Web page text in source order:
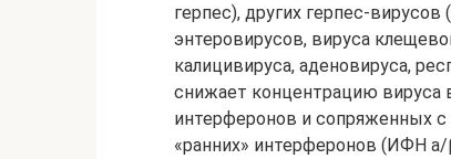
герпес), других герпес-
энтеровирусов, вируса
калицивируса, аденовируса,
снижает концентрацию вируса
интерферонов и сопряженных
«ранних» интерферонов (ИФН